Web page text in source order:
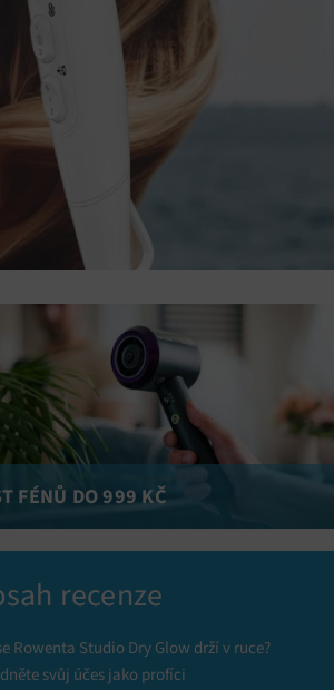
FÉNŮ DO 999 KČ
recenze
Rowenta Studio Dry Glow drží v ruce?
svůj účes jako profíci